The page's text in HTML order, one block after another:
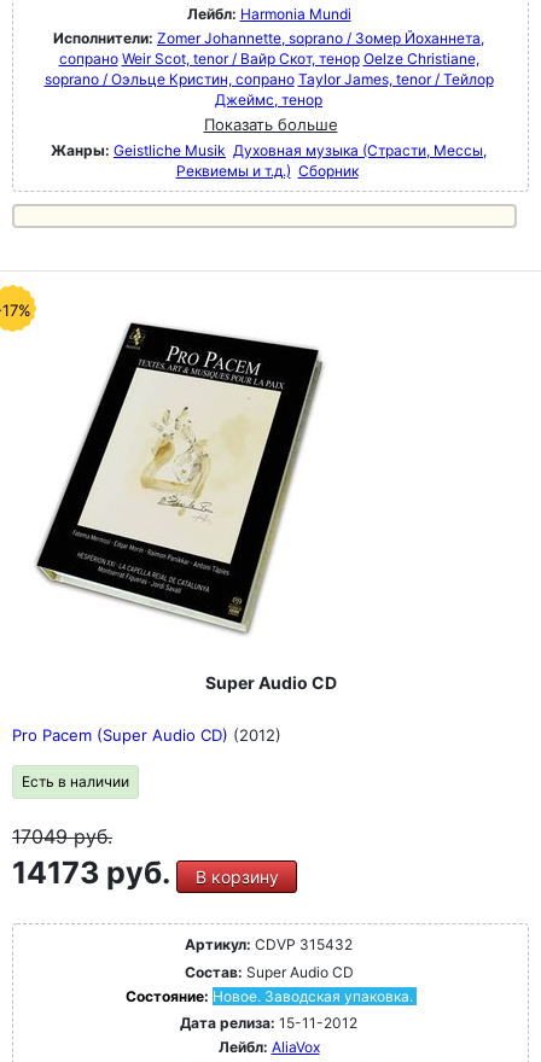
Лейбл: Harmonia Mundi
Исполнители: Zomer Johannette, soprano / Зомер Йоханнета,
сопрано Weir Scot, tenor / Вайр Скот, тенор Oelze Christiane,
soprano / Оэльце Кристин, сопрано Taylor James, tenor / Тейлор
Джеймс, тенор
Показать больше
Жанры: Geistliche Musik Духовная музыка (Страсти, Мессы,
Реквиемы и т.д.) Сборник
Super Audio CD
Pro Pacem (Super Audio CD) (2012)
Есть в наличии
17049руб.
14173 руб. В корзину
Артикул: CDVP 315432
Состав: Super Audio CD
Состояние: Новое. Заводская упаковка.
Дата релиза: 15-11-2012
Лейбл: AliaVox